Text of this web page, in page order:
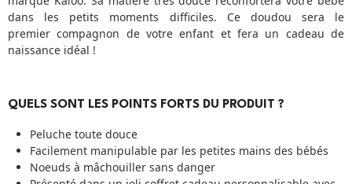
dans les petits moments difficiles. Ce doudou sera le
premier compagnon de votre enfant et fera un cadeau de
naissance idéal !
QUELS SONT LES POINTS FORTS DU PRODUIT ?
Peluche toute douce
Facilement manipulable par les petites mains des bébés
Noeuds à mâchouiller sans danger